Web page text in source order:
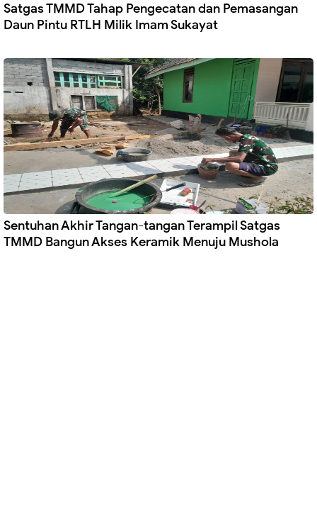
Satgas TMMD Tahap Pengecatan dan Pemasangan
Daun Pintu RTLH Milik Imam Sukayat
Sentuhan Akhir Tangan-tangan Terampil Satgas
TMMD Bangun Akses Keramik Menuju Mushola